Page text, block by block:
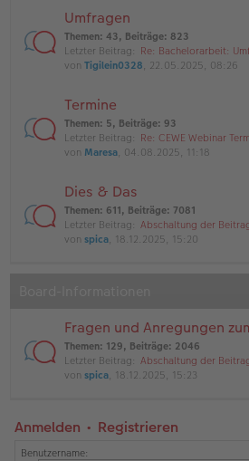
Umfragen
Themen: 43, Beiträge: 823
Letzter Beitrag: Re: Bachelorarbeit:
von Tigilein0328, 22.05.2025, 08:26
Termine
Themen: 5, Beiträge: 93
Letzter Beitrag: Re: CEWE Webinar
von Maresa, 04.08.2025, 11:18
Dies & Das
Themen: 611, Beiträge: 7081
Letzter Beitrag: Abschaltung der
von spica, 18.12.2025, 15:20
Fragen und Anregungen
Themen: 129, Beiträge: 2046
Letzter Beitrag: Abschaltung der
von spica, 18.12.2025, 15:23
Anmelden • Registrieren
Benutzername: